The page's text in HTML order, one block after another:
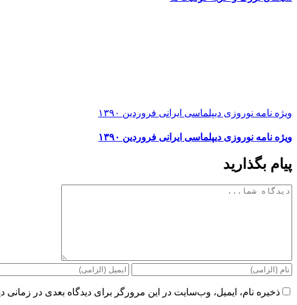
ویژه نامه نوروزی دیپلماسی ایرانی فروردین ۱۳۹۰
ویژه نامه نوروزی دیپلماسی ایرانی فروردین ۱۳۹۰
پیام بگذارید
دیدگاه
ذخیره نام، ایمیل، وب‌سایت در این مرورگر برای دیدگاه بعدی در زمانی